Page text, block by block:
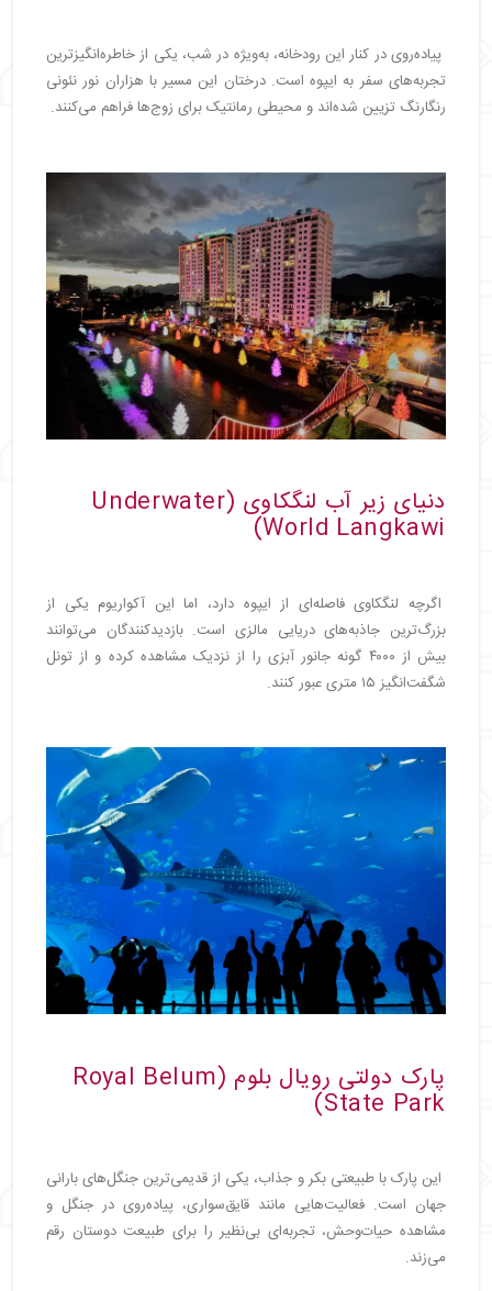
پیاده‌روی در کنار این رودخانه، به‌ویژه در شب، یکی از خاطره‌انگیزترین
تجربه‌های سفر به ایپوه است. درختان این مسیر با هزاران نور نئونی
رنگارنگ تزیین شده‌اند و محیطی رمانتیک برای زوج‌ها فراهم می‌کنند.
دنیای زیر آب لنگکاوی (Underwater
World Langkawi)
اگرچه لنگکاوی فاصله‌ای از ایپوه دارد، اما این آکواریوم یکی از
بزرگ‌ترین جاذبه‌های دریایی مالزی است. بازدیدکنندگان می‌توانند
بیش از ۴۰۰۰ گونه جانور آبزی را از نزدیک مشاهده کرده و از تونل
شگفت‌انگیز ۱۵ متری عبور کنند.
پارک دولتی رویال بلوم (Royal Belum
State Park)
این پارک با طبیعتی بکر و جذاب، یکی از قدیمی‌ترین جنگل‌های بارانی
جهان است. فعالیت‌هایی مانند قایق‌سواری، پیاده‌روی در جنگل و
مشاهده حیات‌وحش، تجربه‌ای بی‌نظیر را برای طبیعت دوستان رقم
می‌زند.